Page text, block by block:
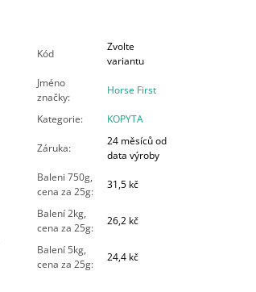
Kód
Zvolte
variantu
Jméno
značky:
Horse First
Kategorie: KOPYTA
Záruka:
24 měsíců od
data výroby
Baleni 750g,
cena za 25g:
31,5 kč
Balení 2kg,
cena za 25g:
26,2 kč
Balení 5kg,
cena za 25g:
24,4 kč